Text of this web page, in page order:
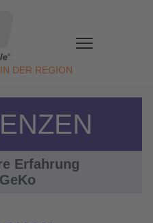
DER REGION
Erfahrung